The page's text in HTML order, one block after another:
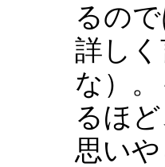
るの
詳し
な）
るほ
思いや